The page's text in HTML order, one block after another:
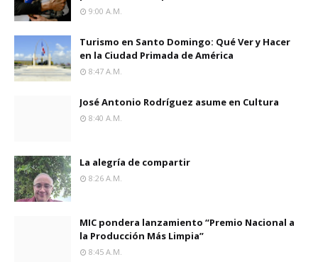
9:00 A.m.
Turismo en Santo Domingo: Qué Ver y Hacer
en la Ciudad Primada de América
8:47 A.m.
José Antonio Rodríguez asume en Cultura
8:40 A.m.
La alegría de compartir
8:26 A.m.
MIC pondera lanzamiento “Premio Nacional a
la Producción Más Limpia”
8:45 A.m.